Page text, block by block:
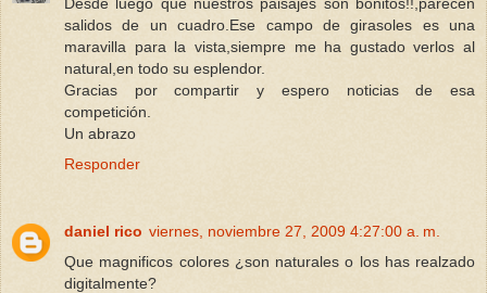
salidos de un cuadro.Ese campo de girasoles es una
maravilla para la vista,siempre me ha gustado verlos al
natural,en todo su esplendor.
Gracias por compartir y espero noticias de esa
competición.
Un abrazo
Responder
daniel rico viernes, noviembre 27, 2009 4:27:00 a. m.
Que magnificos colores ¿son naturales o los has realzado
digitalmente?